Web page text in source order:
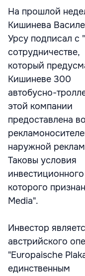
На прошлой
Кишинева Василе
Урсу подписал с
сотрудничестве,
который
Кишиневе 300
автобусно-
этой компании
предоставлена
наружной
Таковы условия
которого
Media".
Инвестор
австрийского
"Europaische
единственным